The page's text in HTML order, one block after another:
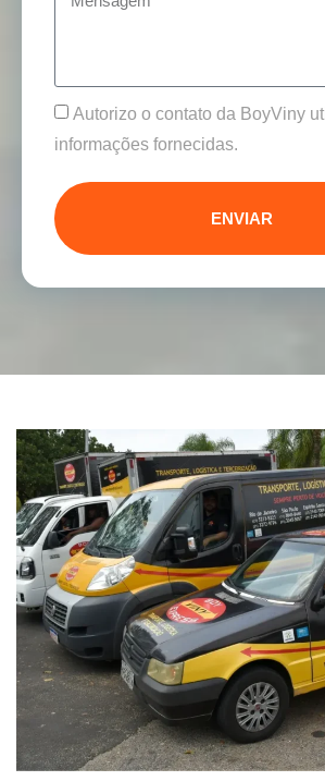
Autorizo o contato da BoyViny
informações fornecidas.
ENVIAR